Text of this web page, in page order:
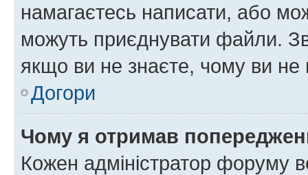
намагаєтесь написати, або
можуть приєднувати файли.
якщо ви не знаєте, чому ви
Догори
Чому я отримав
Кожен адміністратор форуму